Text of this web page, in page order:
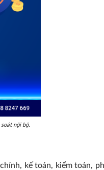
nội bộ.
kế toán, kiểm toán,